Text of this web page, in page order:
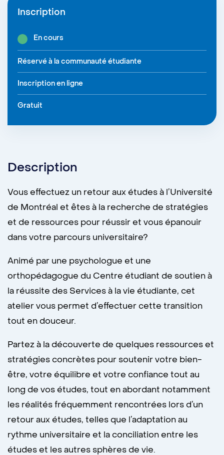
Inscription
En cours
Réservé à la communauté étudiante
Inscription en ligne
Gratuit
Description
Vous effectuez un retour aux études à l’Université
de Montréal et êtes à la recherche de stratégies
et de ressources pour réussir et vous épanouir
dans votre parcours universitaire?
Animé par une psychologue et une
orthopédagogue du Centre étudiant de soutien à
la réussite des Services à la vie étudiante, cet
atelier vous permet d’effectuer cette transition
tout en douceur.
Partez à la découverte de quelques ressources et
stratégies concrètes pour soutenir votre bien-
être, votre équilibre et votre confiance tout au
long de vos études, tout en abordant notamment
les réalités fréquemment rencontrées lors d’un
retour aux études, telles que l’adaptation au
rythme universitaire et la conciliation entre les
études et les autres sphères de vie.